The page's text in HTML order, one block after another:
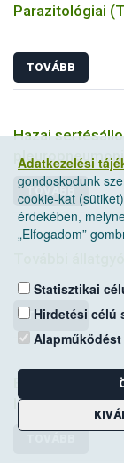
Parazitológiai
TOVÁBB
Hazai
TOVÁBB
TOVÁBB
EAVI2020 - Új
laboratóriumi
Adatkezelési
gondoskodunk
cookie-kat
érdekében,
„Elfogadom”
Statisztikai
Hirdetési célú